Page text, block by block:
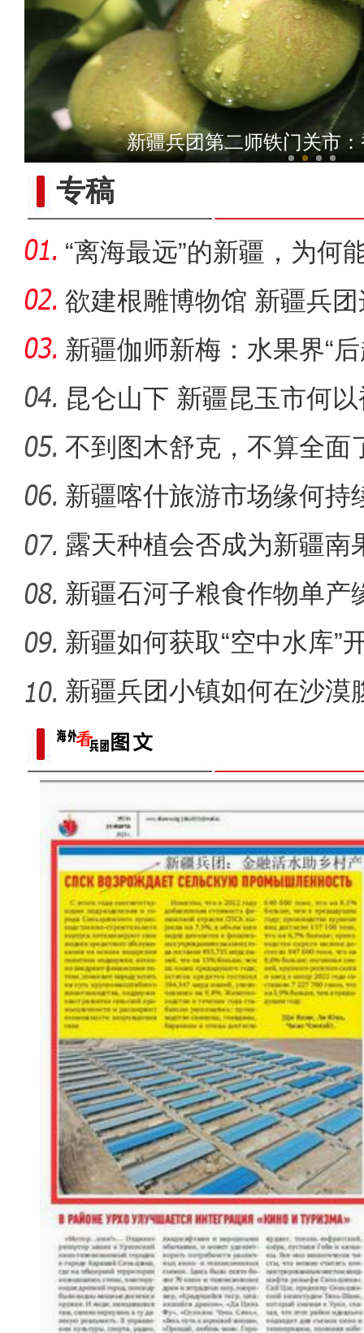
新疆青河：再现国家一
张清闯：我相信这部影片
新疆青河：蒙新河狸深夜“
新疆兵团第二师铁门关市
专稿
“离海最远”的新疆，为何
欲建根雕博物馆 新疆兵
朽木？
新疆伽师新梅：水果界“
出
昆仑山下 新疆昆玉市何以
不到图木舒克，不算全面
团
新疆喀什旅游市场缘何持
露天种植会否成为新疆南
新疆石河子粮食作物单产
新疆如何获取“空中水库”
新疆兵团小镇如何在沙漠
迹”？